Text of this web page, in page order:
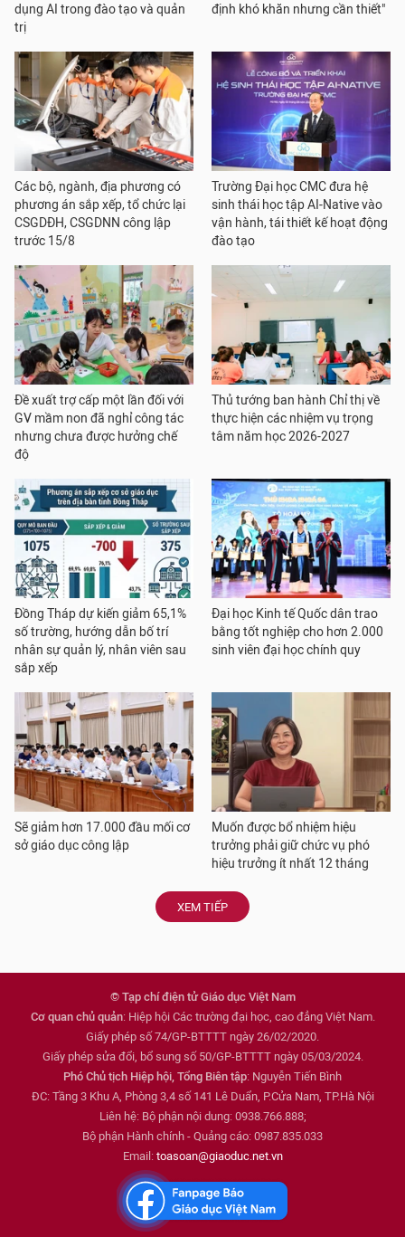
dụng AI trong đào tạo và quản
trị
định khó khăn nhưng cần thiết"
Các bộ, ngành, địa phương có
phương án sắp xếp, tổ chức lại
CSGDĐH, CSGDNN công lập
trước 15/8
Trường Đại học CMC đưa hệ
sinh thái học tập AI-Native vào
vận hành, tái thiết kế hoạt động
đào tạo
Đề xuất trợ cấp một lần đối với
GV mầm non đã nghỉ công tác
nhưng chưa được hưởng chế
độ
Thủ tướng ban hành Chỉ thị về
thực hiện các nhiệm vụ trọng
tâm năm học 2026-2027
Đồng Tháp dự kiến giảm 65,1%
số trường, hướng dẫn bố trí
nhân sự quản lý, nhân viên sau
sắp xếp
Đại học Kinh tế Quốc dân trao
bằng tốt nghiệp cho hơn 2.000
sinh viên đại học chính quy
Sẽ giảm hơn 17.000 đầu mối cơ
sở giáo dục công lập
Muốn được bổ nhiệm hiệu
trưởng phải giữ chức vụ phó
hiệu trưởng ít nhất 12 tháng
XEM TIẾP
© Tạp chí điện tử Giáo dục Việt Nam
Cơ quan chủ quản: Hiệp hội Các trường đại học, cao đẳng Việt Nam.
Giấy phép số 74/GP-BTTTT ngày 26/02/2020.
Giấy phép sửa đổi, bổ sung số 50/GP-BTTTT ngày 05/03/2024.
Phó Chủ tịch Hiệp hội, Tổng Biên tập: Nguyễn Tiến Bình
ĐC: Tầng 3 Khu A, Phòng 3,4 số 141 Lê Duẩn, P.Cửa Nam, TP.Hà Nội
Liên hệ: Bộ phận nội dung: 0938.766.888;
Bộ phận Hành chính - Quảng cáo: 0987.835.033
Email: toasoan@giaoduc.net.vn